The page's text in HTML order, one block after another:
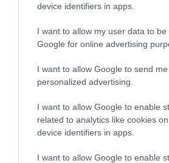
device identifiers in apps.
I want to allow my user data to be
Google for online advertising
I want to allow Google to send me
personalized advertising.
I want to allow Google to enable
related to analytics like cookies
device identifiers in apps.
I want to allow Google to enable